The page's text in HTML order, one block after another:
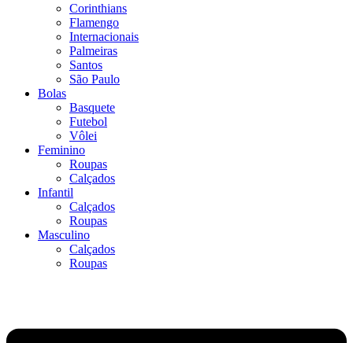
Corinthians
Flamengo
Internacionais
Palmeiras
Santos
São Paulo
Bolas
Basquete
Futebol
Vôlei
Feminino
Roupas
Calçados
Infantil
Calçados
Roupas
Masculino
Calçados
Roupas